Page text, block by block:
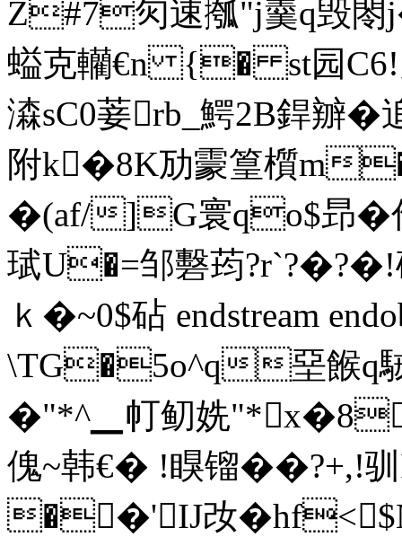
Z#7灳速摦"j羹q毁
螠克轥€n {� st园
潹sC0菨rb_鰐2B銲
附k�8K劢霥篁櫍m
�(af/]G寰qo$昻�
珷U�=邹礊荺?r`?�?�!
ｋ�~ 0$砧 endstream
\TG�5o^q堊餱
�"*^▁帄鱽姺
傀~韩€� !瞁镏��?
��'IJ妀